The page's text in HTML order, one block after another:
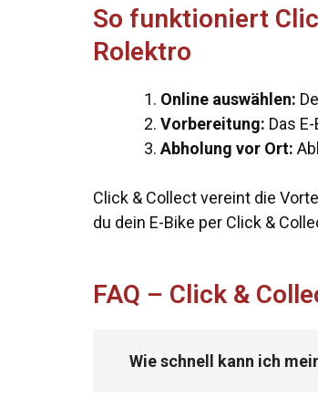
So funktioniert
Rolektro
Online auswählen:
Vorbereitung: Das
Abholung vor Ort:
Click & Collect vereint die
du dein E-Bike per Click &
FAQ – Click &
Wie schnell kann ich